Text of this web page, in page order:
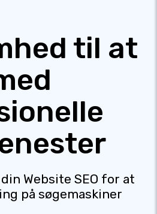
til at
Website SEO for at
på søgemaskiner